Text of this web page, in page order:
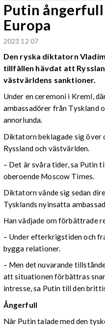
Putin
Europa
2023 12 07
Den ryska diktatorn
tillfällen hävdat att
västvärldens sanktioner.
Under en ceremoni i Kreml,
ambassadörer från Tyskland
annorlunda.
Diktatorn beklagade sig över
Ryssland och västvärlden.
– Det är svåra tider, sa Putin
oberoende Moscow Times.
Diktatorn vände sig sedan
Tysklands nyinsatta
Han vädjade om förbättrade
– Under efterkrigstiden och
bygga relationer.
– Men det nuvarande
att situationen förbättras
intresse, sa Putin till den
Ångerfull
När Putin talade med den